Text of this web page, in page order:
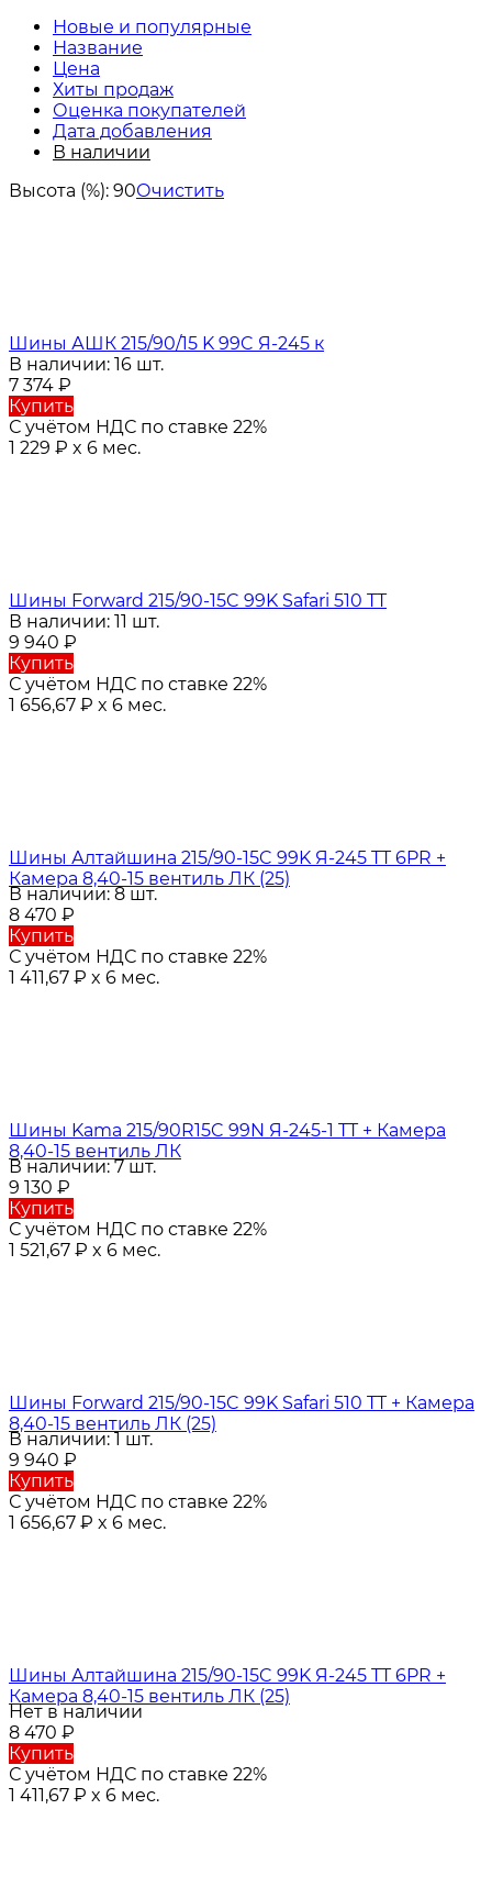
Новые и популярные
Название
Цена
Хиты продаж
Оценка покупателей
Дата добавления
В наличии
Высота (%): 90Очистить
Шины АШК 215/90/15 K 99C Я-245 к
В наличии: 16 шт.
7 374 ₽
Купить
С учётом НДС по ставке 22%
1 229 ₽ x 6 мес.
Шины Forward 215/90-15C 99K Safari 510 TT
В наличии: 11 шт.
9 940 ₽
Купить
С учётом НДС по ставке 22%
1 656,67 ₽ x 6 мес.
Шины Алтайшина 215/90-15C 99K Я-245 TT 6PR +
Камера 8,40-15 вентиль ЛК (25)
В наличии: 8 шт.
8 470 ₽
Купить
С учётом НДС по ставке 22%
1 411,67 ₽ x 6 мес.
Шины Kama 215/90R15C 99N Я-245-1 TT + Камера
8,40-15 вентиль ЛК
В наличии: 7 шт.
9 130 ₽
Купить
С учётом НДС по ставке 22%
1 521,67 ₽ x 6 мес.
Шины Forward 215/90-15C 99K Safari 510 TT + Камера
8,40-15 вентиль ЛК (25)
В наличии: 1 шт.
9 940 ₽
Купить
С учётом НДС по ставке 22%
1 656,67 ₽ x 6 мес.
Шины Алтайшина 215/90-15C 99K Я-245 TT 6PR +
Камера 8,40-15 вентиль ЛК (25)
Нет в наличии
8 470 ₽
Купить
С учётом НДС по ставке 22%
1 411,67 ₽ x 6 мес.